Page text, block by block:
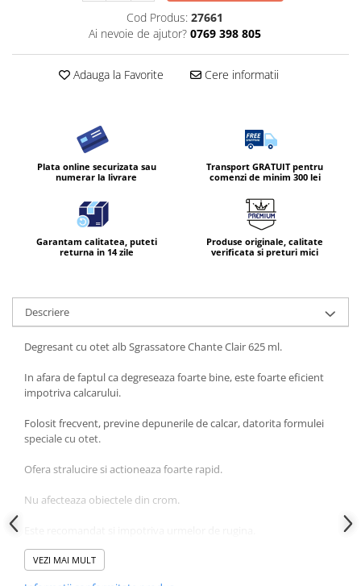
Cod Produs: 27661
Ai nevoie de ajutor? 0769 398 805
Adauga la Favorite Cere informatii
Plata online securizata sau
numerar la livrare
Transport GRATUIT pentru
comenzi de minim 300 lei
Garantam calitatea, puteti
returna in 14 zile
Produse originale, calitate
verificata si preturi mici
Descriere
Degresant cu otet alb Sgrassatore Chante Clair 625 ml.
In afara de faptul ca degreseaza foarte bine, este foarte eficient
impotriva calcarului.
Folosit frecvent, previne depunerile de calcar, datorita formulei
speciale cu otet.
Ofera stralucire si actioneaza foarte rapid.
Nu afecteaza obiectele din crom.
Mod de utilizare:
VEZI MAI MULT